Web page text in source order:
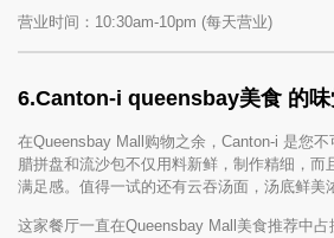
营业时间：10:30am-10pm (每天营业)
6.Canton-i queensbay美食 的
在Queensbay Mall购物之余，Canton-i 是您
腊拼盘和流沙包不仅用料新鲜，制作精细，而
满足感。值得一试的还有云吞汤面，汤底鲜美
这家餐厅一直在Queensbay Mall美食推荐中